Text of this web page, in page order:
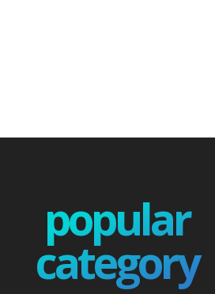
popular
category